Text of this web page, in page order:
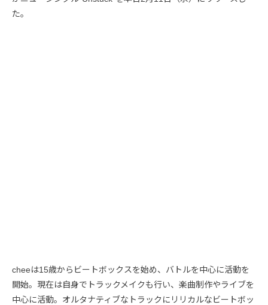
た。
cheeは15歳からビートボックスを始め、バトルを中心に活動を
開始。現在は自身でトラックメイクも行い、楽曲制作やライブを
中心に活動。オルタナティブなトラックにリリカルなビートボッ